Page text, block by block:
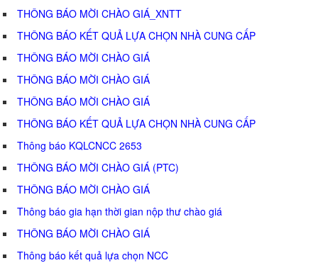
THÔNG BÁO MỜI CHÀO GIÁ_XNTT
THÔNG BÁO KẾT QUẢ LỰA CHỌN NHÀ CUNG CẤP
THÔNG BÁO MỜI CHÀO GIÁ
THÔNG BÁO MỜI CHÀO GIÁ
THÔNG BÁO MỜI CHÀO GIÁ
THÔNG BÁO KẾT QUẢ LỰA CHỌN NHÀ CUNG CẤP
Thông báo KQLCNCC 2653
THÔNG BÁO MỜI CHÀO GIÁ (PTC)
THÔNG BÁO MỜI CHÀO GIÁ
Thông báo gia hạn thời gian nộp thư chào giá
THÔNG BÁO MỜI CHÀO GIÁ
Thông báo kết quả lựa chọn NCC